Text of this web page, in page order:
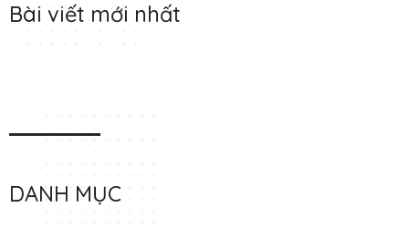
Bài viết mới nhất
DANH MỤC